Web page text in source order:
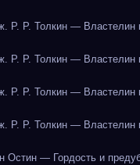
Р. Р. Толкин — Властелин
Р. Р. Толкин — Властелин
Р. Р. Толкин — Властелин
Р. Р. Толкин — Властелин
Остин — Гордость и